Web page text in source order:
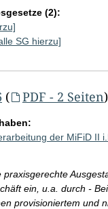
(2):
SG hierzu]
( PDF - 2 Seiten)
der MiFiD II
praxisgerechte
ein, u.a. durch -
provisioniertem und